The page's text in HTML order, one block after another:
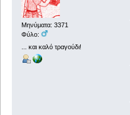
Μηνύματα: 3371
Φύλο:
... και καλό τραγούδι!